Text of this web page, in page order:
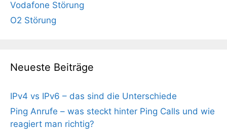
Vodafone Störung
O2 Störung
Neueste Beiträge
IPv4 vs IPv6 – das sind die Unterschiede
Ping Anrufe – was steckt hinter Ping Calls und wie
reagiert man richtig?